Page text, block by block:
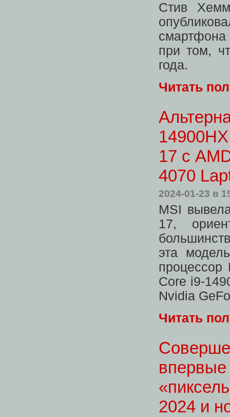
Стив
при том,
года.
Читать
17 с
4070
2024-01-23 в
MSI
17,
эта
процессор
Core i9-
Nvidia
Читать
впервые
2024 и